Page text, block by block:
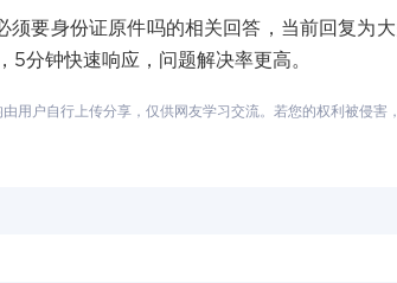
身份证原件吗的相关回答，当前回复为大
5分钟快速响应，问题解决率更高。
用户自行上传分享，仅供网友学习交流。若您的权利被侵